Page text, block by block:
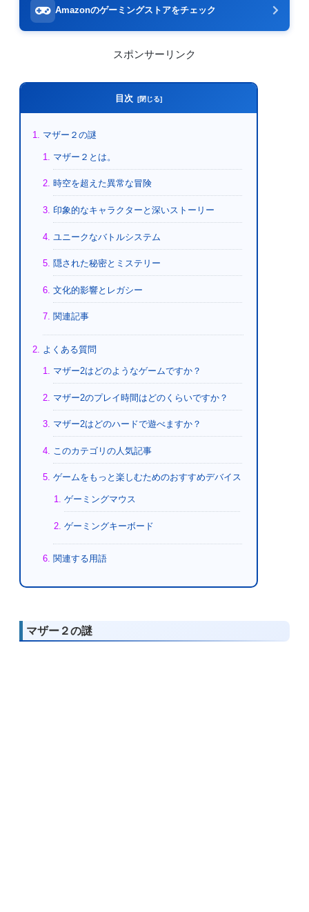
Amazonのゲーミングストアをチェック
スポンサーリンク
目次
マザー２の謎
マザー２とは。
時空を超えた異常な冒険
印象的なキャラクターと深いストーリー
ユニークなバトルシステム
隠された秘密とミステリー
文化的影響とレガシー
関連記事
よくある質問
マザー2はどのようなゲームですか？
マザー2のプレイ時間はどのくらいですか？
マザー2はどのハードで遊べますか？
このカテゴリの人気記事
ゲームをもっと楽しむためのおすすめデバイス
ゲーミングマウス
ゲーミングキーボード
関連する用語
マザー２の謎